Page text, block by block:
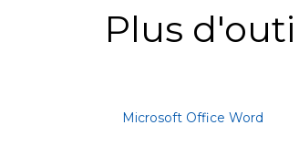
Plus
Microsoft Office Word